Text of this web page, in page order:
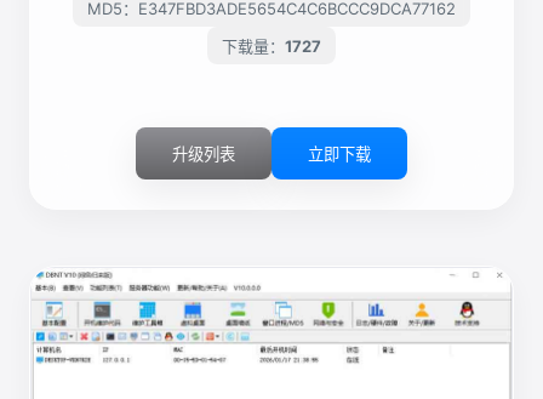
MD5： E347FBD3ADE5654C4C6BCCC9DCA77162
下载量： 1727
升级列表 立即下载